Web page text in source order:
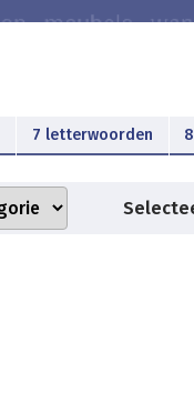
7 letterwoorden